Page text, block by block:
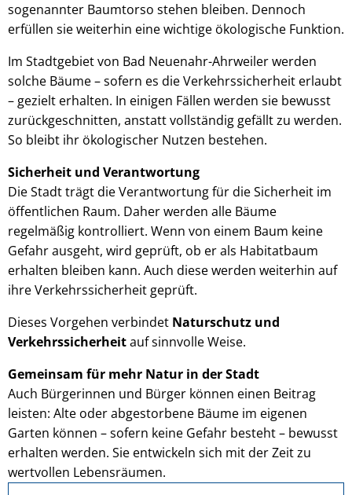
sogenannter Baumtorso stehen bleiben. Dennoch
erfüllen sie weiterhin eine wichtige ökologische Funktion.
Im Stadtgebiet von Bad Neuenahr-Ahrweiler werden
solche Bäume – sofern es die Verkehrssicherheit erlaubt
– gezielt erhalten. In einigen Fällen werden sie bewusst
zurückgeschnitten, anstatt vollständig gefällt zu werden.
So bleibt ihr ökologischer Nutzen bestehen.
Sicherheit und Verantwortung
Die Stadt trägt die Verantwortung für die Sicherheit im
öffentlichen Raum. Daher werden alle Bäume
regelmäßig kontrolliert. Wenn von einem Baum keine
Gefahr ausgeht, wird geprüft, ob er als Habitatbaum
erhalten bleiben kann. Auch diese werden weiterhin auf
ihre Verkehrssicherheit geprüft.
Dieses Vorgehen verbindet Naturschutz und
Verkehrssicherheitauf sinnvolle Weise.
Gemeinsam für mehr Natur in der Stadt
Auch Bürgerinnen und Bürger können einen Beitrag
leisten: Alte oder abgestorbene Bäume im eigenen
Garten können – sofern keine Gefahr besteht – bewusst
erhalten werden. Sie entwickeln sich mit der Zeit zu
wertvollen Lebensräumen.